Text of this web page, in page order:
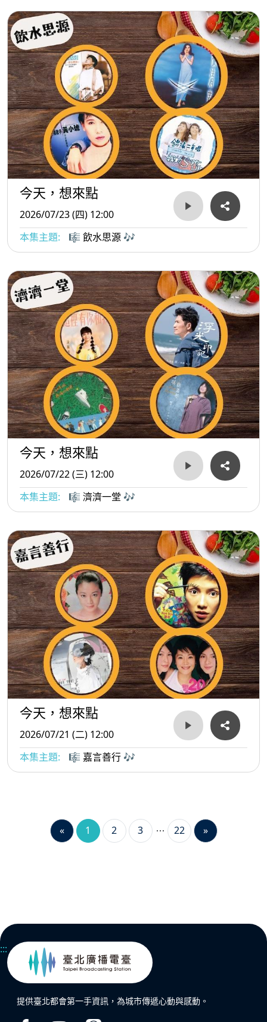
今天，想來點
2026/07/23 (四) 12:00
本集主題:
🎼 飲水思源 🎶
今天，想來點
2026/07/22 (三) 12:00
本集主題:
🎼 濟濟一堂 🎶
今天，想來點
2026/07/21 (二) 12:00
本集主題:
🎼 嘉言善行 🎶
« 1 2 3 22 »
:::
提供臺北都會第一手資訊，為城市傳遞心動與感動。